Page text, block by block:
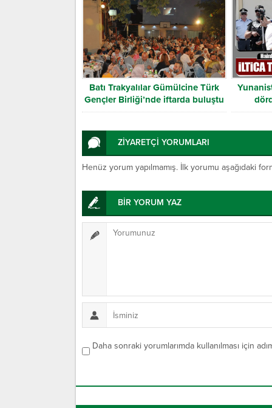
Batı Trakyalılar Gümülcine Türk
Gençler Birliği’nde iftarda buluştu
ZİYARETÇİ YORUMLARI
Henüz yorum yapılmamış. İlk yorumu aşağıdaki
BİR YORUM YAZ
Daha sonraki yorumlarımda kullanılması için